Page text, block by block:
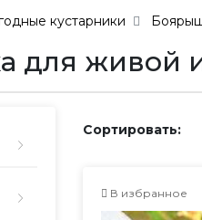
кустарники
для живой
Сортировать:
В избранное